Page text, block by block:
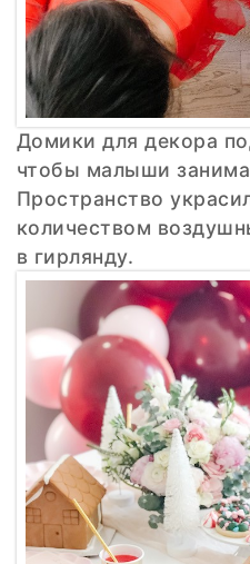
Домики для декора
чтобы малыши
Пространство
количеством
в гирлянду.